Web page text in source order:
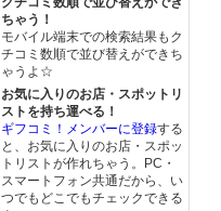
ちゃう！
モバイル端末での検索結果もク
チコミ数順で並び替えができち
ゃうよ☆
お気に入りのお店・スポットリ
ストを持ち運べる！
ギフコミ！メンバーに登録する
と、お気に入りのお店・スポッ
トリストが作れちゃう。PC・
スマートフォン共通だから、い
つでもどこでもチェックできる